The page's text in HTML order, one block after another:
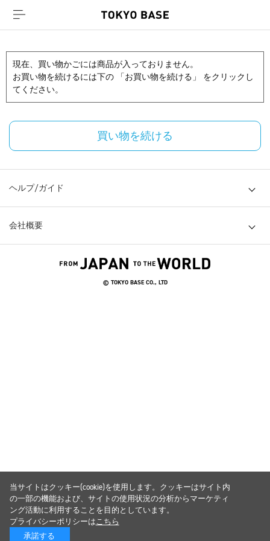
現在、買い物かごには商品が入っておりません。
お買い物を続けるには下の 「お買い物を続ける」 をクリックし
てください。
買い物を続ける
ヘルプ/ガイド
会社概要
© TOKYO BASE CO., LTD
当サイトはクッキー(cookie)を使用します。クッキーはサイト内
の一部の機能および、サイトの使用状況の分析からマーケティ
ング活動に利用することを目的としています。
プライバシーポリシーはこちら
承諾する